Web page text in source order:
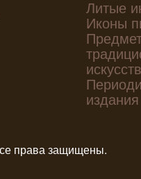
Литые
Иконы
издания
права защищены.